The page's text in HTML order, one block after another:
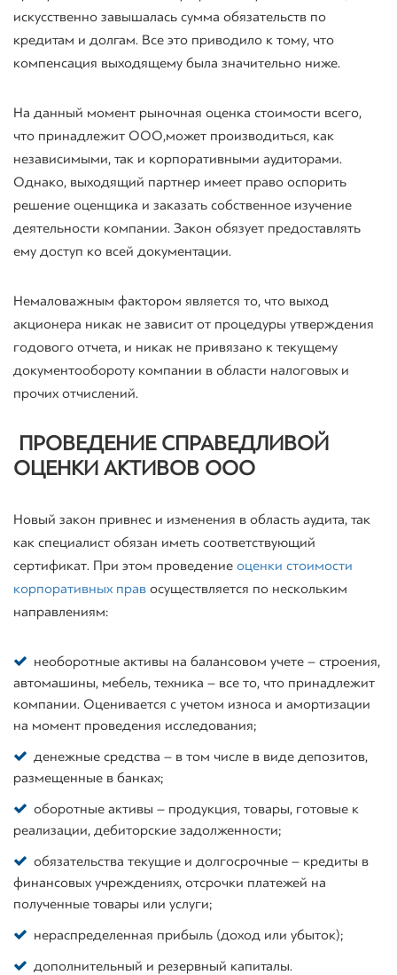
искусственно завышалась сумма обязательств по
кредитам и долгам. Все это приводило к тому, что
компенсация выходящему была значительно ниже.
На данный момент рыночная оценка стоимости всего,
что принадлежит ООО,может производиться, как
независимыми, так и корпоративными аудиторами.
Однако, выходящий партнер имеет право оспорить
решение оценщика и заказать собственное изучение
деятельности компании. Закон обязует предоставлять
ему доступ ко всей документации.
Немаловажным фактором является то, что выход
акционера никак не зависит от процедуры утверждения
годового отчета, и никак не привязано к текущему
документообороту компании в области налоговых и
прочих отчислений.
ПРОВЕДЕНИЕ СПРАВЕДЛИВОЙ
ОЦЕНКИ АКТИВОВ ООО
Новый закон привнес и изменения в область аудита, так
как специалист обязан иметь соответствующий
сертификат. При этом проведение оценки стоимости
корпоративных прав осуществляется по нескольким
направлениям:
необоротные активы на балансовом учете – строения,
автомашины, мебель, техника – все то, что принадлежит
компании. Оценивается с учетом износа и амортизации
на момент проведения исследования;
денежные средства – в том числе в виде депозитов,
размещенные в банках;
оборотные активы – продукция, товары, готовые к
реализации, дебиторские задолженности;
обязательства текущие и долгосрочные – кредиты в
финансовых учреждениях, отсрочки платежей на
полученные товары или услуги;
нераспределенная прибыль (доход или убыток);
дополнительный и резервный капиталы.